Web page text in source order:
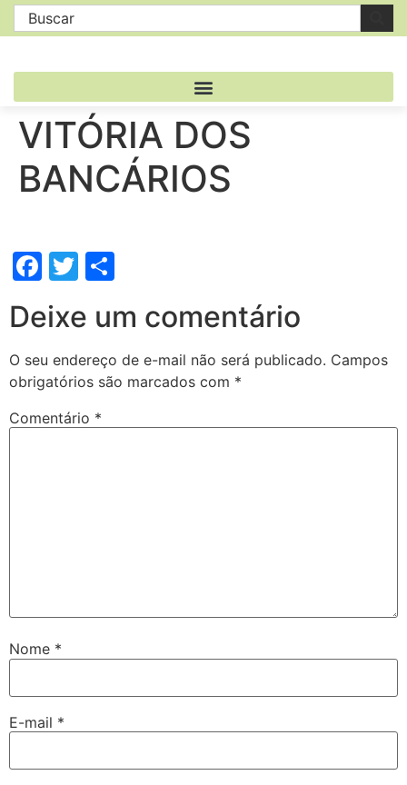
VITÓRIA DOS
BANCÁRIOS
Facebook
Twitter
Deixe um comentário
O seu endereço de e-mail não será publicado. Campos
obrigatórios são marcados com *
Comentário *
Nome *
E-mail *